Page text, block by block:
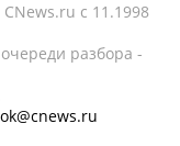
c 11.1998
разбора -